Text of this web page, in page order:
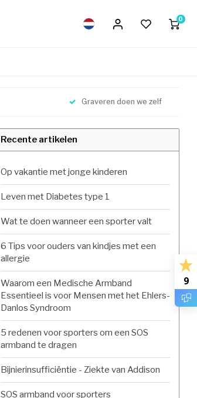
0
Graveren doen we zelf
Recente artikelen
Op vakantie met jonge kinderen
Leven met Diabetes type 1
Wat te doen wanneer een sporter valt
6 Tips voor ouders van kindjes met een
allergie
Waarom een Medische Armband
Essentieel is voor Mensen met het Ehlers-
Danlos Syndroom
5 redenen voor sporters om een SOS
armband te dragen
Bijnierinsufficiëntie - Ziekte van Addison
SOS armband voor sporters
9